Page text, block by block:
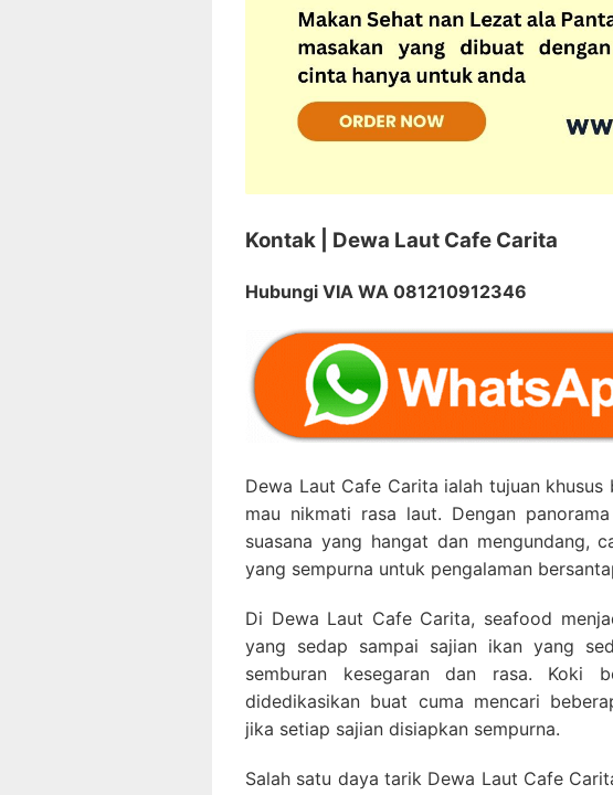
Kontak | Dewa Laut Cafe Carita
Hubungi VIA WA 081210912346
Dewa Laut Cafe Carita ialah tujuan
mau nikmati rasa laut. Dengan
suasana yang hangat dan mengundang,
yang sempurna untuk pengalaman
Di Dewa Laut Cafe Carita, seafood
yang sedap sampai sajian ikan yang
semburan kesegaran dan rasa. Koki
didedikasikan buat cuma mencari
jika setiap sajian disiapkan sempurna.
Salah satu daya tarik Dewa Laut Cafe